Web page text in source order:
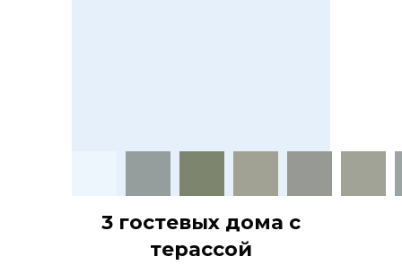
3 гостевых дома с
терассой